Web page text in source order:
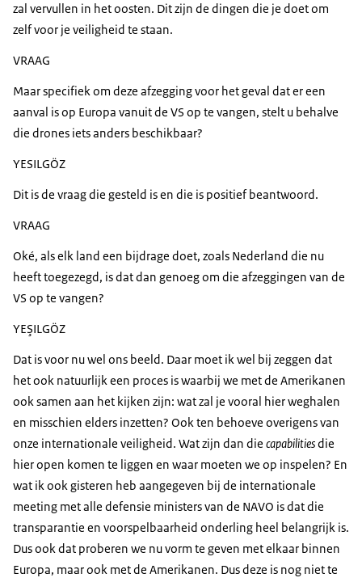
zal vervullen in het oosten. Dit zijn de dingen die je doet om
zelf voor je veiligheid te staan.
VRAAG
Maar specifiek om deze afzegging voor het geval dat er een
aanval is op Europa vanuit de VS op te vangen, stelt u behalve
die drones iets anders beschikbaar?
YESILGÖZ
Dit is de vraag die gesteld is en die is positief beantwoord.
VRAAG
Oké, als elk land een bijdrage doet, zoals Nederland die nu
heeft toegezegd, is dat dan genoeg om die afzeggingen van de
VS op te vangen?
YEŞILGÖZ
Dat is voor nu wel ons beeld. Daar moet ik wel bij zeggen dat
het ook natuurlijk een proces is waarbij we met de Amerikanen
ook samen aan het kijken zijn: wat zal je vooral hier weghalen
en misschien elders inzetten? Ook ten behoeve overigens van
onze internationale veiligheid. Wat zijn dan die capabilitiesdie
hier open komen te liggen en waar moeten we op inspelen? En
wat ik ook gisteren heb aangegeven bij de internationale
meeting met alle defensie ministers van de NAVO is dat die
transparantie en voorspelbaarheid onderling heel belangrijk is.
Dus ook dat proberen we nu vorm te geven met elkaar binnen
Europa, maar ook met de Amerikanen. Dus deze is nog niet te